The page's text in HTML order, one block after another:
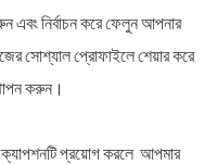
নির্বাচন করে ফেলুন আপনার
সোশ্যাল প্রোফাইলে শেয়ার করে
করুন।
প্রয়োগ করলে আপমার